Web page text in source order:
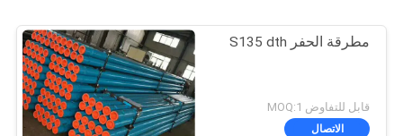
مطرقة الحفر S135 dth
قابل للتفاوض MOQ:1
الاتصال